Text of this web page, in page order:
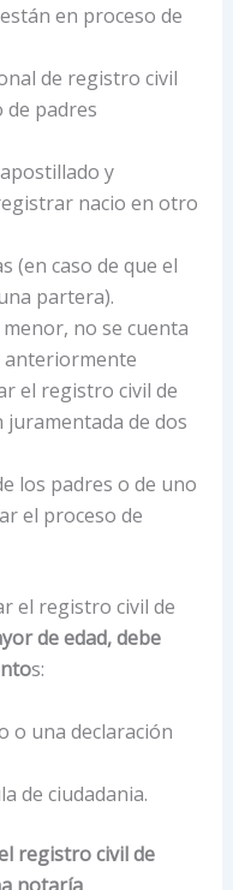
en proceso de
de registro civil
de padres
y
nacio en otro
(en caso de que el
partera).
no se cuenta
anteriormente
el registro civil de
juramentada de dos
los padres o de uno
el proceso de
el registro civil de
de edad, debe
s:
o una declaración
de ciudadania.
registro civil de